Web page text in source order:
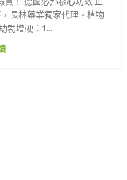
長林藥業獨家代理。植物
勃增硬：1...